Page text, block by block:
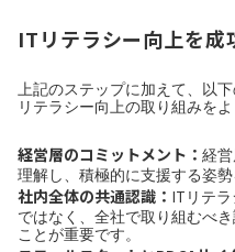
ITリテラシー向上を成
上記のステップに加えて、以
リテラシー向上の取り組みを
経営層のコミットメント： 経
理解し、積極的に支援する姿
社内全体の共通認識： ITリテ
ではなく、全社で取り組むべ
ことが重要です。